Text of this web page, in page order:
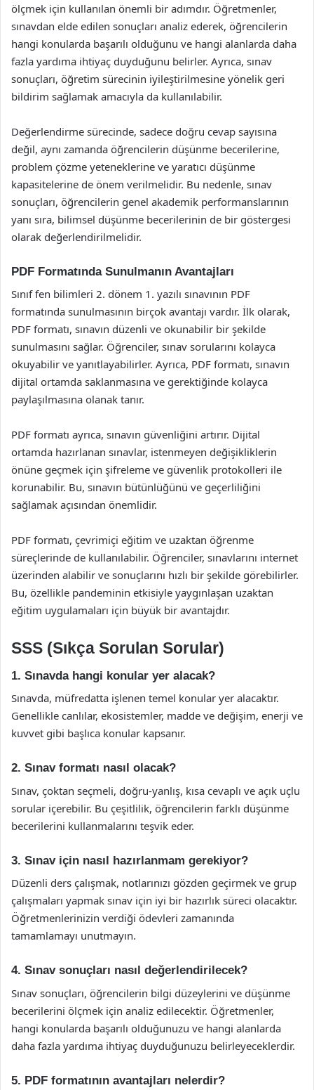
ölçmek için kullanılan önemli bir adımdır. Öğretmenler,
sınavdan elde edilen sonuçları analiz ederek, öğrencilerin
hangi konularda başarılı olduğunu ve hangi alanlarda daha
fazla yardıma ihtiyaç duyduğunu belirler. Ayrıca, sınav
sonuçları, öğretim sürecinin iyileştirilmesine yönelik geri
bildirim sağlamak amacıyla da kullanılabilir.
Değerlendirme sürecinde, sadece doğru cevap sayısına
değil, aynı zamanda öğrencilerin düşünme becerilerine,
problem çözme yeteneklerine ve yaratıcı düşünme
kapasitelerine de önem verilmelidir. Bu nedenle, sınav
sonuçları, öğrencilerin genel akademik performanslarının
yanı sıra, bilimsel düşünme becerilerinin de bir göstergesi
olarak değerlendirilmelidir.
PDF Formatında Sunulmanın Avantajları
Sınıf fen bilimleri 2. dönem 1. yazılı sınavının PDF
formatında sunulmasının birçok avantajı vardır. İlk olarak,
PDF formatı, sınavın düzenli ve okunabilir bir şekilde
sunulmasını sağlar. Öğrenciler, sınav sorularını kolayca
okuyabilir ve yanıtlayabilirler. Ayrıca, PDF formatı, sınavın
dijital ortamda saklanmasına ve gerektiğinde kolayca
paylaşılmasına olanak tanır.
PDF formatı ayrıca, sınavın güvenliğini artırır. Dijital
ortamda hazırlanan sınavlar, istenmeyen değişikliklerin
önüne geçmek için şifreleme ve güvenlik protokolleri ile
korunabilir. Bu, sınavın bütünlüğünü ve geçerliliğini
sağlamak açısından önemlidir.
PDF formatı, çevrimiçi eğitim ve uzaktan öğrenme
süreçlerinde de kullanılabilir. Öğrenciler, sınavlarını internet
üzerinden alabilir ve sonuçlarını hızlı bir şekilde görebilirler.
Bu, özellikle pandeminin etkisiyle yaygınlaşan uzaktan
eğitim uygulamaları için büyük bir avantajdır.
SSS (Sıkça Sorulan Sorular)
1. Sınavda hangi konular yer alacak?
Sınavda, müfredatta işlenen temel konular yer alacaktır.
Genellikle canlılar, ekosistemler, madde ve değişim, enerji ve
kuvvet gibi başlıca konular kapsanır.
2. Sınav formatı nasıl olacak?
Sınav, çoktan seçmeli, doğru-yanlış, kısa cevaplı ve açık uçlu
sorular içerebilir. Bu çeşitlilik, öğrencilerin farklı düşünme
becerilerini kullanmalarını teşvik eder.
3. Sınav için nasıl hazırlanmam gerekiyor?
Düzenli ders çalışmak, notlarınızı gözden geçirmek ve grup
çalışmaları yapmak sınav için iyi bir hazırlık süreci olacaktır.
Öğretmenlerinizin verdiği ödevleri zamanında
tamamlamayı unutmayın.
4. Sınav sonuçları nasıl değerlendirilecek?
Sınav sonuçları, öğrencilerin bilgi düzeylerini ve düşünme
becerilerini ölçmek için analiz edilecektir. Öğretmenler,
hangi konularda başarılı olduğunuzu ve hangi alanlarda
daha fazla yardıma ihtiyaç duyduğunuzu belirleyeceklerdir.
5. PDF formatının avantajları nelerdir?